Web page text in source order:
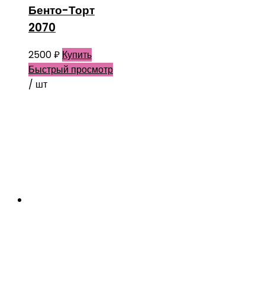
Бенто-Торт
2070
2500₽ Купить
Быстрый просмотр
/ шт